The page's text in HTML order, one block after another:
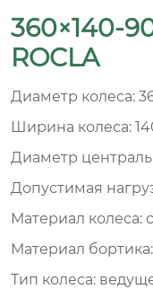
360×140-
ROCLA
Диаметр колеса:
Ширина колеса:
Диаметр
Допустимая
Материал колеса:
Материал
Тип колеса: